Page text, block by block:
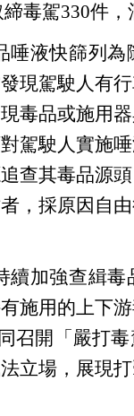
毒駕330件，
液快篩列
現駕駛人有
毒品或施用
駕駛人實施
查其毒品源
，採原因自
加強查緝毒
施用的上下
召開「嚴打毒
立場，展現